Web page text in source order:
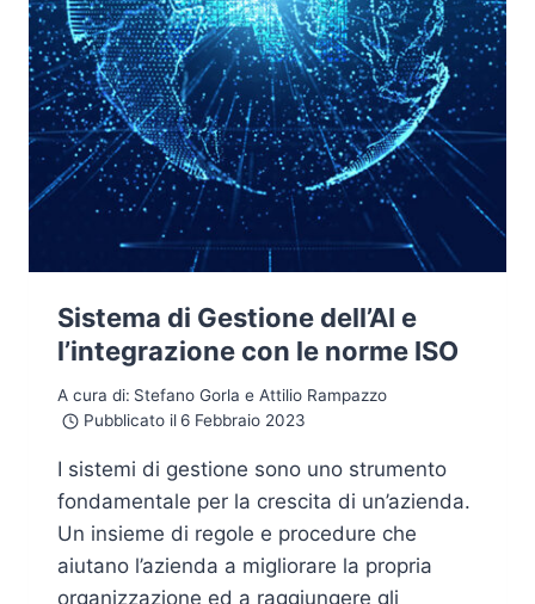
Sistema di Gestione dell’AI e
l’integrazione con le norme ISO
A cura di: Stefano Gorla e Attilio Rampazzo
Pubblicato il 6 Febbraio 2023
I sistemi di gestione sono uno strumento
fondamentale per la crescita di un’azienda.
Un insieme di regole e procedure che
aiutano l’azienda a migliorare la propria
organizzazione ed a raggiungere gli